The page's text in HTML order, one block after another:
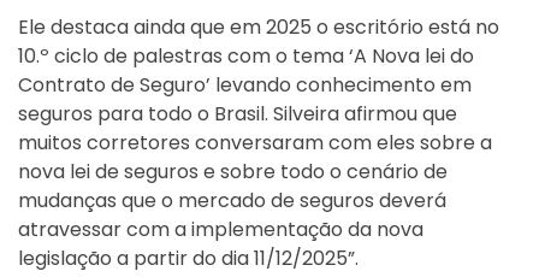
Ele destaca ainda que em 2025 o escritório está no
10.º ciclo de palestras com o tema ‘A Nova lei do
Contrato de Seguro’ levando conhecimento em
seguros para todo o Brasil. Silveira afirmou que
muitos corretores conversaram com eles sobre a
nova lei de seguros e sobre todo o cenário de
mudanças que o mercado de seguros deverá
atravessar com a implementação da nova
legislação a partir do dia 11/12/2025”.